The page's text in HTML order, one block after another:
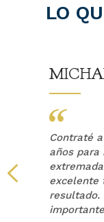
LO
Contraté
años para
excelente
resultado.